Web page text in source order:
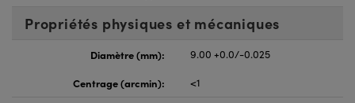
Propriétés physiques et mécaniques
Diamètre (mm):
9.00 +0.0/-0.025
Centrage (arcmin):
<1